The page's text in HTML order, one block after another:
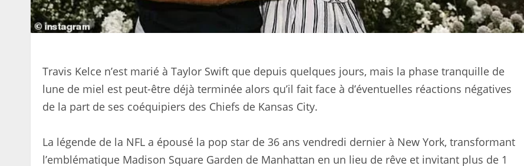
Travis Kelce n’est marié à Taylor Swift que depuis quelques jours, mais la phase tranquille de
lune de miel est peut-être déjà terminée alors qu’il fait face à d’éventuelles réactions négatives
de la part de ses coéquipiers des Chiefs de Kansas City.
La légende de la NFL a épousé la pop star de 36 ans vendredi dernier à New York, transformant
l’emblématique Madison Square Garden de Manhattan en un lieu de rêve et invitant plus de 1